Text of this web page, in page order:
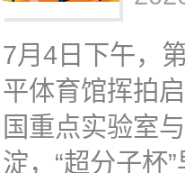
7月4日下午，
平体育馆挥拍
国重点实验室
淀，“超分子杯